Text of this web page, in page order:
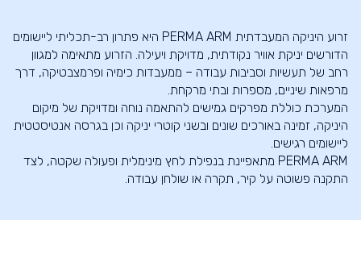
זרוע היניקה המעבדתית PERMA ARM היא פתרון רב-תכליתי ליישומים
הדורשים יניקת אוויר נקודתית, מדויקת ויעילה. הזרוע מתאימה למגוון
רחב של תעשיות וסביבות עבודה – ממעבדות כימיה ופרמצבטיקה, דרך
מרפאות שיניים, מספרות ובתי מרקחת.
המערכת כוללת מפרקים גמישים להתאמה נוחה ומדויקת של מיקום
היניקה, זמינה באורכים שונים ובשני קוטרי יניקה וכן בגרסה אנטיסטטית
ליישומים רגישים.
PERMA ARM מתאפיינת בנפילת לחץ מינימלית ופעולה שקטה, לצד
התקנה פשוטה על קיר, תקרה או שולחן עבודה.